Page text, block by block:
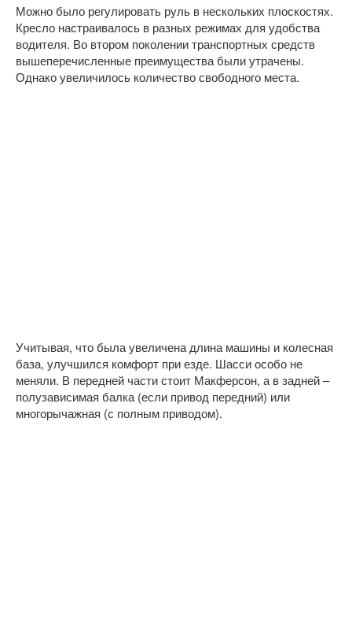
Можно было регулировать руль в нескольких плоскостях.
Кресло настраивалось в разных режимах для удобства
водителя. Во втором поколении транспортных средств
вышеперечисленные преимущества были утрачены.
Однако увеличилось количество свободного места.
Учитывая, что была увеличена длина машины и колесная
база, улучшился комфорт при езде. Шасси особо не
меняли. В передней части стоит Макферсон, а в задней –
полузависимая балка (если привод передний) или
многорычажная (с полным приводом).